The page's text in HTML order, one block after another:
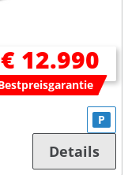
€ 12.990
P
Details